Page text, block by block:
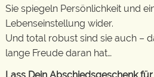
Sie spiegeln Persönlichkeit und
Lebenseinstellung wider.
Und total robust sind sie auch –
lange Freude daran hat…